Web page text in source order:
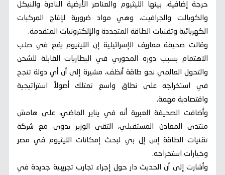
حرجة إضافية، بينها الليثيوم والعناصر الأرضية النادرة والنيكل
والكوبالت والجرافيت، وهي مواد ضرورية لإنتاج المركبات
الكهربائية وتقنيات الطاقة المتجددة والإلكترونيات المتقدمة.
وقالت صحيفة معاريف الإسرائيلية إن الليثيوم يقع في صلب
الاهتمام بسبب دوره المحوري في البطاريات القابلة للشحن
والتحول العالمي نحو طاقة أنظف، مشيرة إلى أن أي دولة تنجح
في استخراجه على نطاق واسع تمتلك أصولاً استراتيجية
واقتصادية مهمة.
وأضافت الصحيفة العبرية أنه في يناير الماضي، على هامش
منتدى المعادن المستقبلي، التقى الوزير بدوي مع شركة
تقنيات الطاقة إس إل بي لبحث إمكانات الليثيوم في مصر
وخيارات استخراجه.
وأشارت إلى أن الحديث دار حول إجراء تجارب تجريبية جديدة في